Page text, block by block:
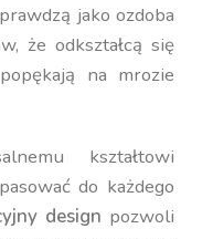
jako ozdoba
że odkształcą się
na mrozie
kształtowi
do każdego
design pozwoli